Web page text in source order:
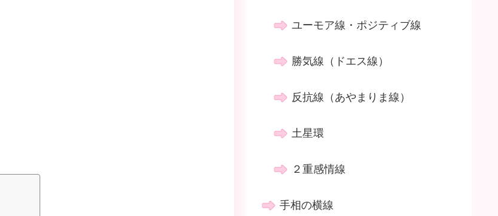
ユーモア線・ポジティブ線
勝気線（ドエス線）
反抗線（あやまりま線）
土星環
２重感情線
手相の横線